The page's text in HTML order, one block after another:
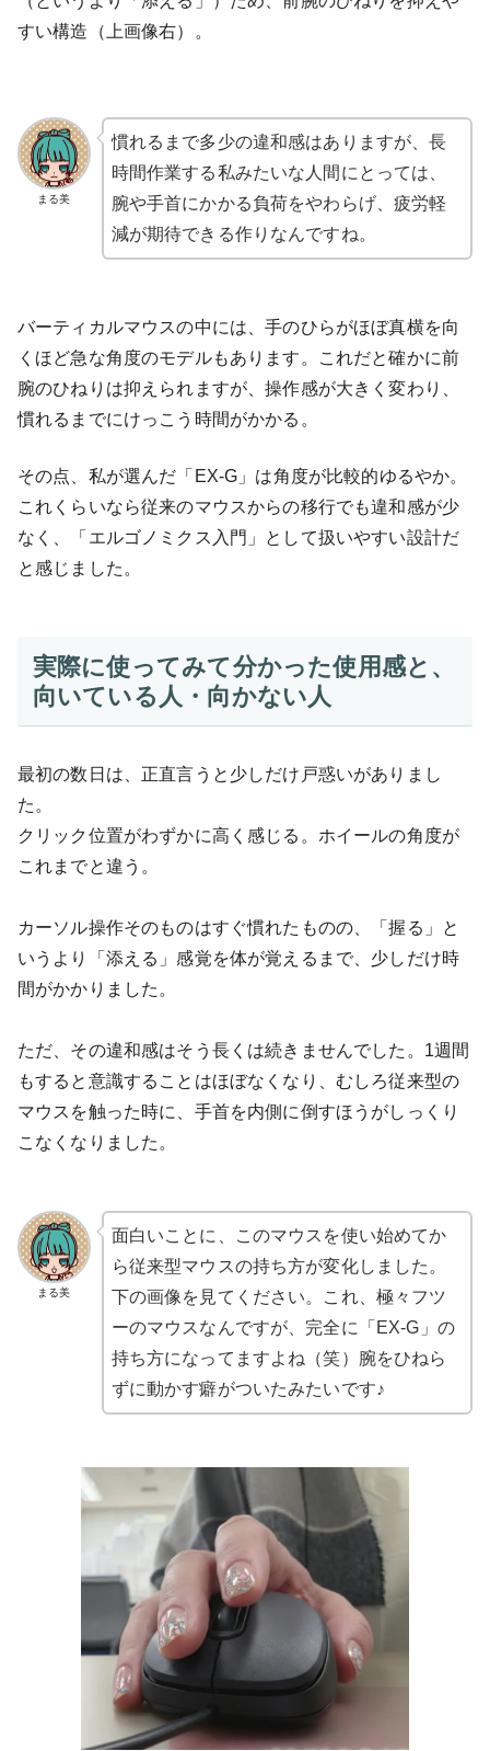
すい構造（上画像右）。
まる美
慣れるまで多少の違和感はありますが、長
時間作業する私みたいな人間にとっては、
腕や手首にかかる負荷をやわらげ、疲労軽
減が期待できる作りなんですね。
バーティカルマウスの中には、手のひらがほぼ真横を向
くほど急な角度のモデルもあります。これだと確かに前
腕のひねりは抑えられますが、操作感が大きく変わり、
慣れるまでにけっこう時間がかかる。
その点、私が選んだ「EX-G」は角度が比較的ゆるやか。
これくらいなら従来のマウスからの移行でも違和感が少
なく、「エルゴノミクス入門」として扱いやすい設計だ
と感じました。
実際に使ってみて分かった使用感と、
向いている人・向かない人
最初の数日は、正直言うと少しだけ戸惑いがありまし
た。
クリック位置がわずかに高く感じる。ホイールの角度が
これまでと違う。
カーソル操作そのものはすぐ慣れたものの、「握る」と
いうより「添える」感覚を体が覚えるまで、少しだけ時
間がかかりました。
ただ、その違和感はそう長くは続きませんでした。1週間
もすると意識することはほぼなくなり、むしろ従来型の
マウスを触った時に、手首を内側に倒すほうがしっくり
こなくなりました。
まる美
面白いことに、このマウスを使い始めてか
ら従来型マウスの持ち方が変化しました。
下の画像を見てください。 これ、極々フツ
ーのマウスなんですが、完全に「EX-G」の
持ち方になってますよね（笑）腕をひねら
ずに動かす癖がついたみたいです♪